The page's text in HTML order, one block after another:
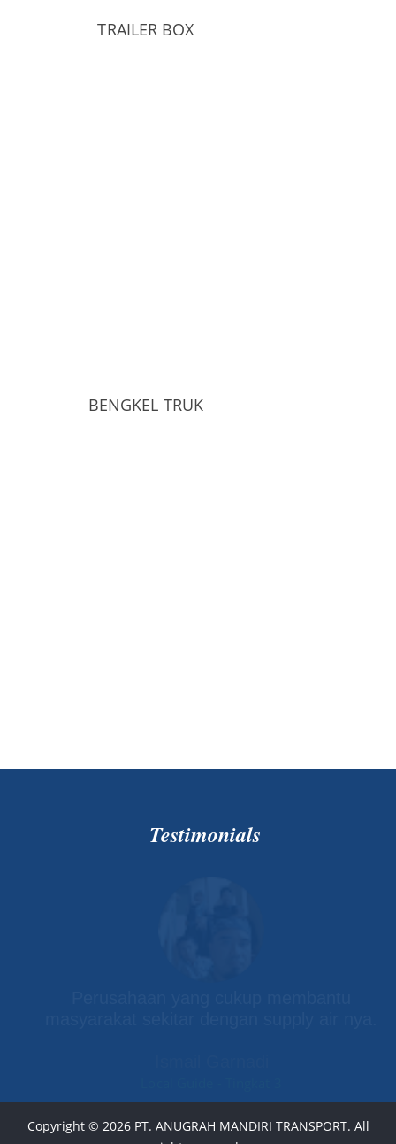
TRAILER BOX
BENGKEL TRUK
Testimonials
Copyright © 2026 PT. ANUGRAH MANDIRI TRANSPORT. All